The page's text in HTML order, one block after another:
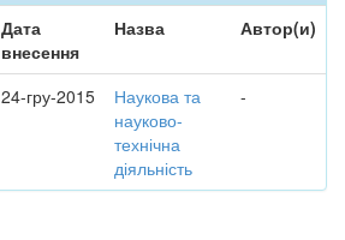
Дата
внесення
Назва Автор(и)
24-гру-2015
Наукова та
науково-
технічна
діяльність
-